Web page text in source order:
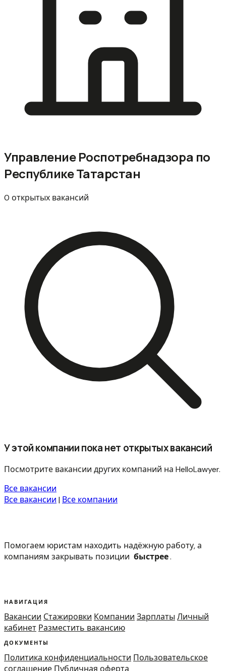
Управление Роспотребнадзора по
Республике Татарстан
0 открытых вакансий
У этой компании пока нет открытых вакансий
Посмотрите вакансии других компаний на HelloLawyer.
Все вакансии
Все вакансии | Все компании
Помогаем юристам находить надёжную работу, а
компаниям закрывать позиции быстрее.
НАВИГАЦИЯ
Вакансии Стажировки Компании Зарплаты Личный
кабинет Разместить вакансию
ДОКУМЕНТЫ
Политика конфиденциальности Пользовательское
соглашение Публичная оферта